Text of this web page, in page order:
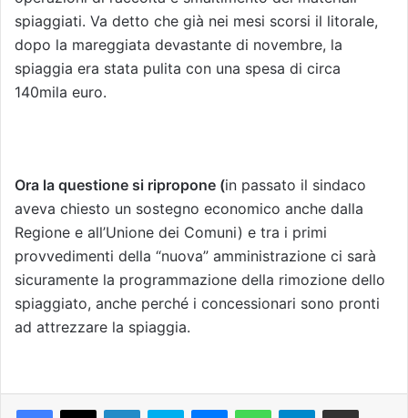
spiaggiati. Va detto che già nei mesi scorsi il litorale,
dopo la mareggiata devastante di novembre, la
spiaggia era stata pulita con una spesa di circa
140mila euro.
Ora la questione si ripropone (in passato il sindaco
aveva chiesto un sostegno economico anche dalla
Regione e all’Unione dei Comuni) e tra i primi
provvedimenti della “nuova” amministrazione ci sarà
sicuramente la programmazione della rimozione dello
spiaggiato, anche perché i concessionari sono pronti
ad attrezzare la spiaggia.
Telegram